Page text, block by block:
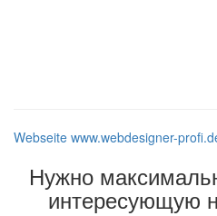
Webseite www.webdesigner-
Нужно
интересующую